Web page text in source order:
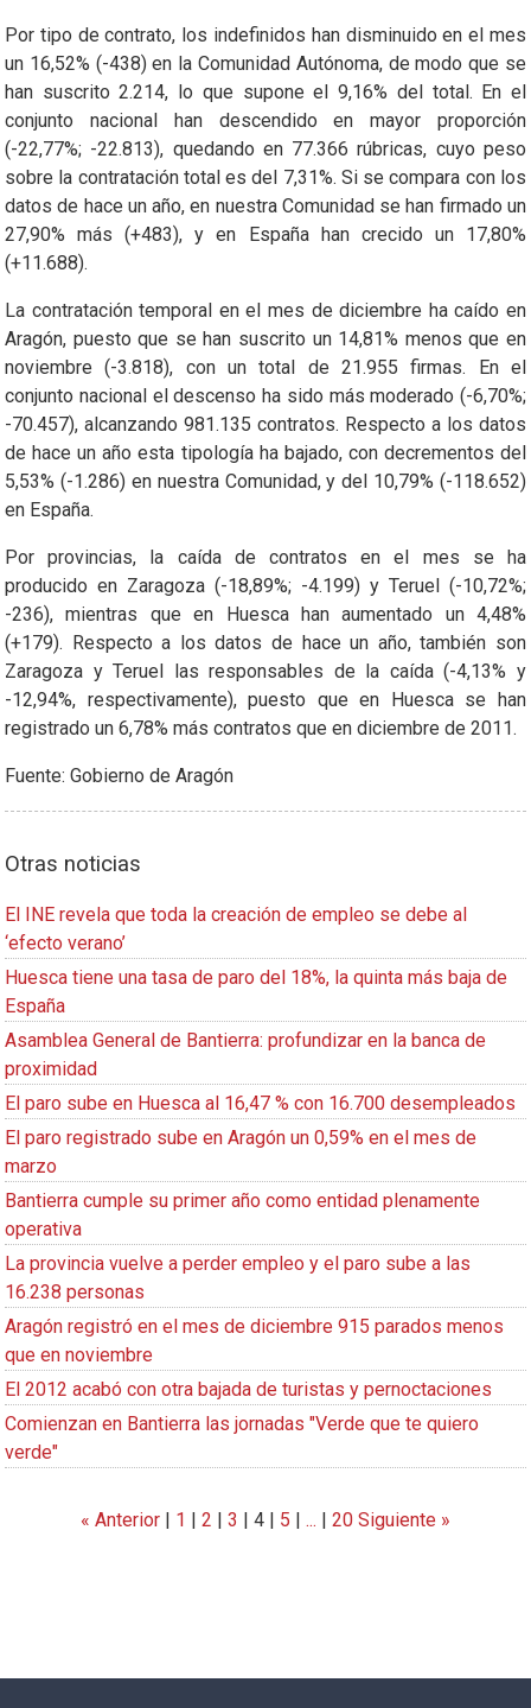
Por tipo de contrato, los indefinidos han disminuido en el mes
un 16,52% (-438) en la Comunidad Autónoma, de modo que se
han suscrito 2.214, lo que supone el 9,16% del total. En el
conjunto nacional han descendido en mayor proporción
(-22,77%; -22.813), quedando en 77.366 rúbricas, cuyo peso
sobre la contratación total es del 7,31%. Si se compara con los
datos de hace un año, en nuestra Comunidad se han firmado un
27,90% más (+483), y en España han crecido un 17,80%
(+11.688).
La contratación temporal en el mes de diciembre ha caído en
Aragón, puesto que se han suscrito un 14,81% menos que en
noviembre (-3.818), con un total de 21.955 firmas. En el
conjunto nacional el descenso ha sido más moderado (-6,70%;
-70.457), alcanzando 981.135 contratos. Respecto a los datos
de hace un año esta tipología ha bajado, con decrementos del
5,53% (-1.286) en nuestra Comunidad, y del 10,79% (-118.652)
en España.
Por provincias, la caída de contratos en el mes se ha
producido en Zaragoza (-18,89%; -4.199) y Teruel (-10,72%;
-236), mientras que en Huesca han aumentado un 4,48%
(+179). Respecto a los datos de hace un año, también son
Zaragoza y Teruel las responsables de la caída (-4,13% y
-12,94%, respectivamente), puesto que en Huesca se han
registrado un 6,78% más contratos que en diciembre de 2011.
Fuente: Gobierno de Aragón
Otras noticias
El INE revela que toda la creación de empleo se debe al
‘efecto verano’
Huesca tiene una tasa de paro del 18%, la quinta más baja de
España
Asamblea General de Bantierra: profundizar en la banca de
proximidad
El paro sube en Huesca al 16,47 % con 16.700 desempleados
El paro registrado sube en Aragón un 0,59% en el mes de
marzo
Bantierra cumple su primer año como entidad plenamente
operativa
La provincia vuelve a perder empleo y el paro sube a las
16.238 personas
Aragón registró en el mes de diciembre 915 parados menos
que en noviembre
El 2012 acabó con otra bajada de turistas y pernoctaciones
Comienzan en Bantierra las jornadas "Verde que te quiero
verde"
« Anterior | 1 | 2 | 3 | 4 | 5 | ... | 20 Siguiente »